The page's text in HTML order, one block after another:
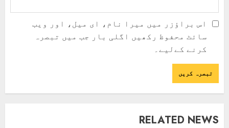
اس براؤزر میں میرا نام، ای میل، اور ویب
سائٹ محفوظ رکھیں اگلی بار جب میں تبصرہ
کرنے کےلیے۔
RELATED NEWS